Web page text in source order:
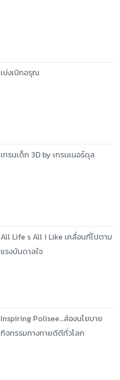
เบ่งเบิกอรุณ
เทรนเด็ก 3D by เทรนเนอร์ดุล
All Life s All i Like เคลื่อนที่ไปตาม
แรงบันดาลใจ
Inspiring Polisee...ส่องนโยบาย
กิจกรรมทางกายดีดีทั่วโลก